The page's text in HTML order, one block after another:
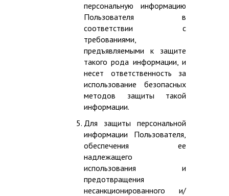
персональную информацию
Пользователя в
соответствии с
требованиями,
предъявляемыми к защите
такого рода информации, и
несет ответственность за
использование безопасных
методов защиты такой
информации.
Для защиты персональной
информации Пользователя,
обеспечения ее
надлежащего
использования и
предотвращения
несанкционированного и/